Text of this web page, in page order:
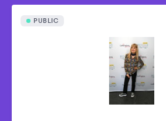
PUBLIC